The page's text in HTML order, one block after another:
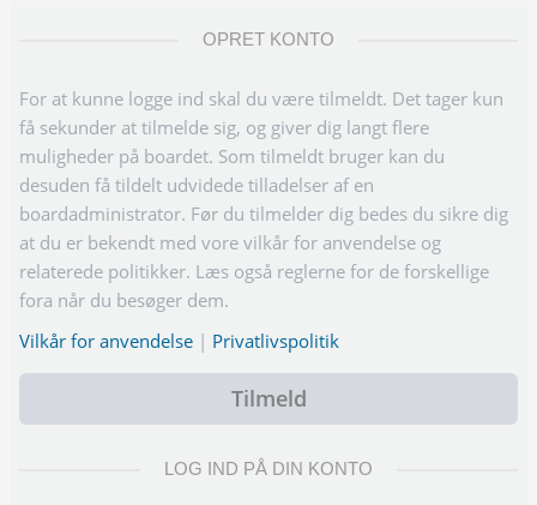
OPRET KONTO
For at kunne logge ind skal du være tilmeldt. Det tager kun
få sekunder at tilmelde sig, og giver dig langt flere
muligheder på boardet. Som tilmeldt bruger kan du
desuden få tildelt udvidede tilladelser af en
boardadministrator. Før du tilmelder dig bedes du sikre dig
at du er bekendt med vore vilkår for anvendelse og
relaterede politikker. Læs også reglerne for de forskellige
fora når du besøger dem.
Vilkår for anvendelse | Privatlivspolitik
Tilmeld
LOG IND PÅ DIN KONTO